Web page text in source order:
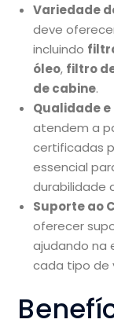
Variedade
deve
incluindo
óleo, filtro
de cabine.
Qualidade
atendem a
certificadas
essencial
durabilidade
Suporte ao
oferecer
ajudando na
cada tipo de